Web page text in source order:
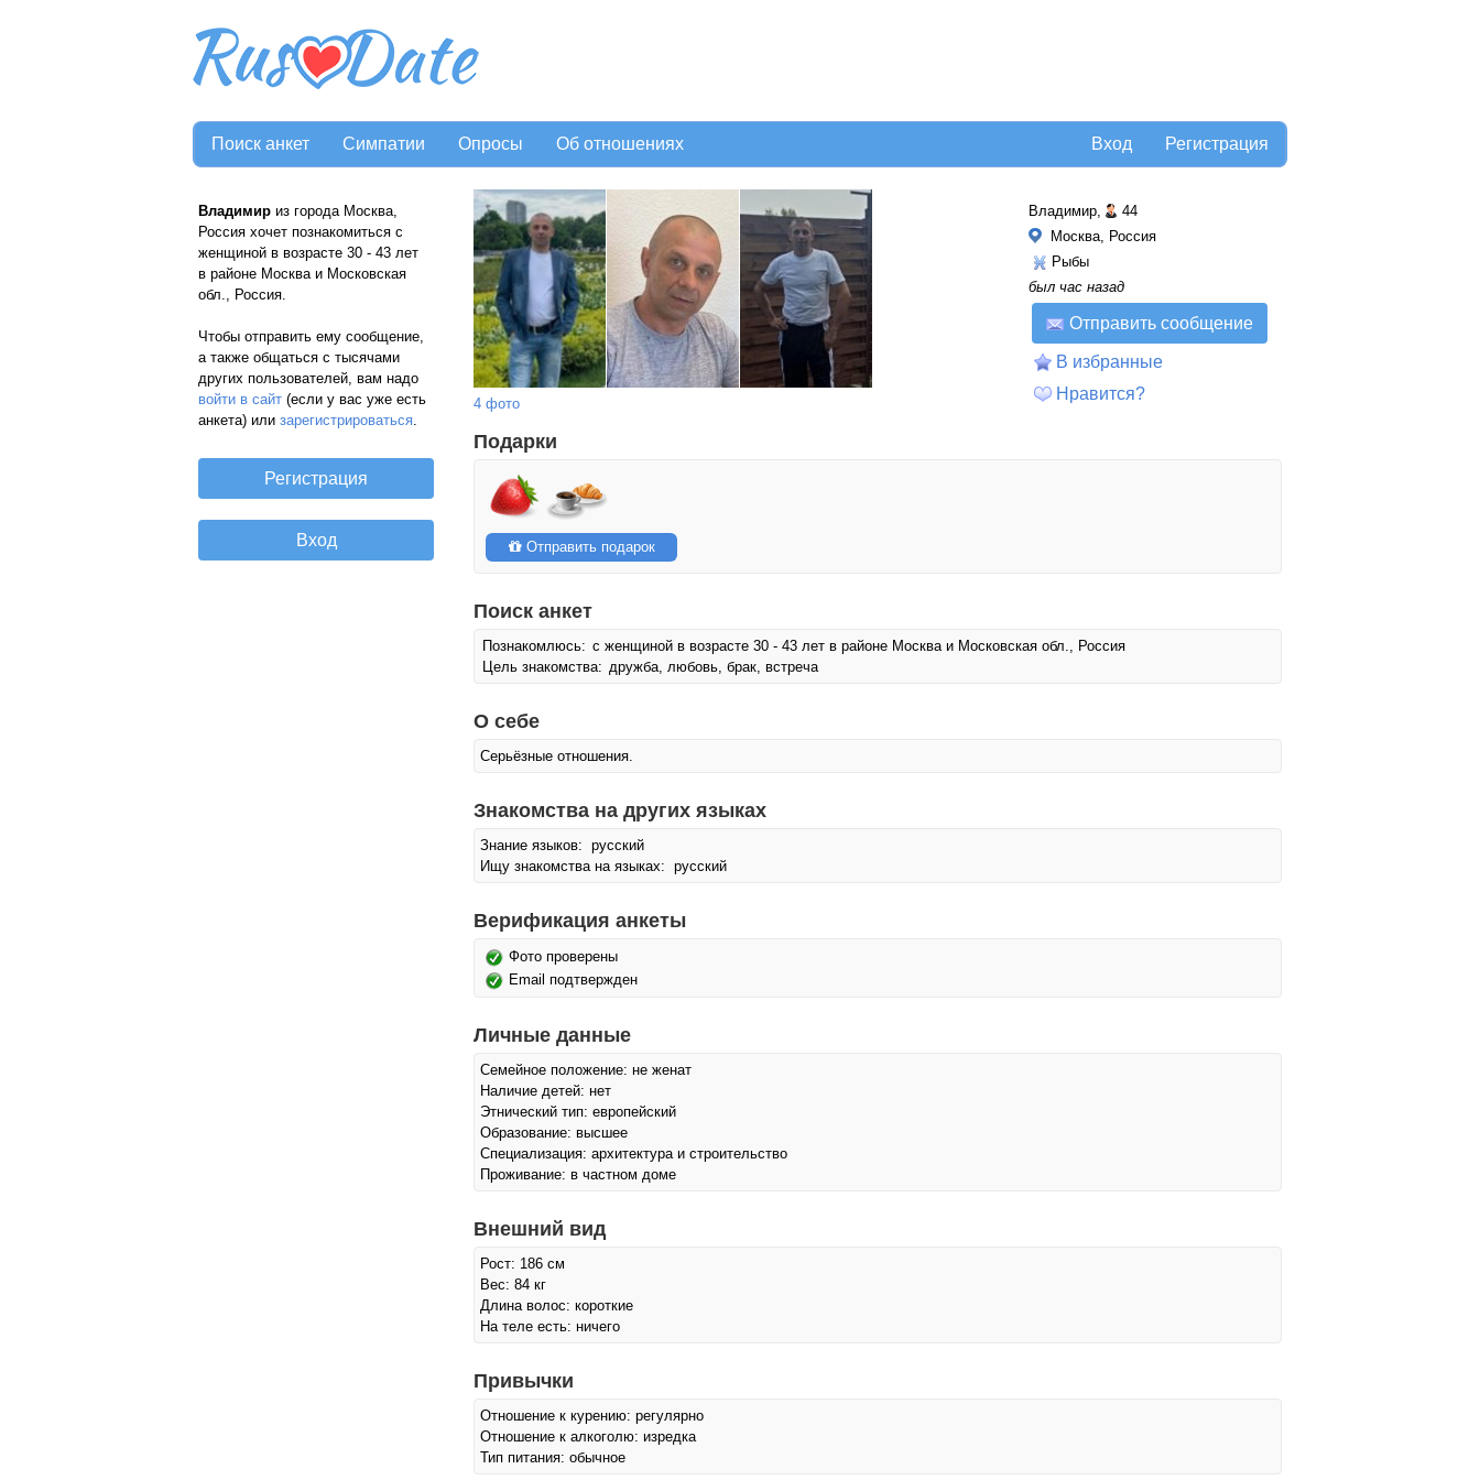
Поиск анкет Симпатии Опросы Об отношениях Регистрация
Вход
Владимир из города Москва,
Россия хочет познакомиться с
женщиной в возрасте 30 - 43 лет
в районе Москва и Московская
обл., Россия.
Чтобы отправить ему сообщение,
а также общаться с тысячами
других пользователей, вам надо
войти в сайт (если у вас уже есть
анкета) или зарегистрироваться.
4 фото
Владимир,
44
Москва, Россия
Рыбы
был час назад
Отправить сообщение
В избранные
Нравится?
Подарки
Отправить подарок
Поиск анкет
Познакомлюсь: с женщиной в возрасте 30 - 43 лет в районе Москва и Московская обл., Россия
Цель знакомства: дружба, любовь, брак, встреча
О себе
Серьёзные отношения.
Знакомства на других языках
Знание языков: русский
Ищу знакомства на языках: русский
Верификация анкеты
Фото проверены
Email подтвержден
Личные данные
Семейное положение: не женат
Наличие детей: нет
Этнический тип: европейский
Образование: высшее
Специализация: архитектура и строительство
Проживание: в частном доме
Внешний вид
Рост: 186 см
Вес: 84 кг
Длина волос: короткие
На теле есть: ничего
Привычки
Отношение к курению: регулярно
Отношение к алкоголю: изредка
Тип питания: обычное